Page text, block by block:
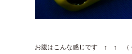
お腹はこんな感じです ↑ ↑ （